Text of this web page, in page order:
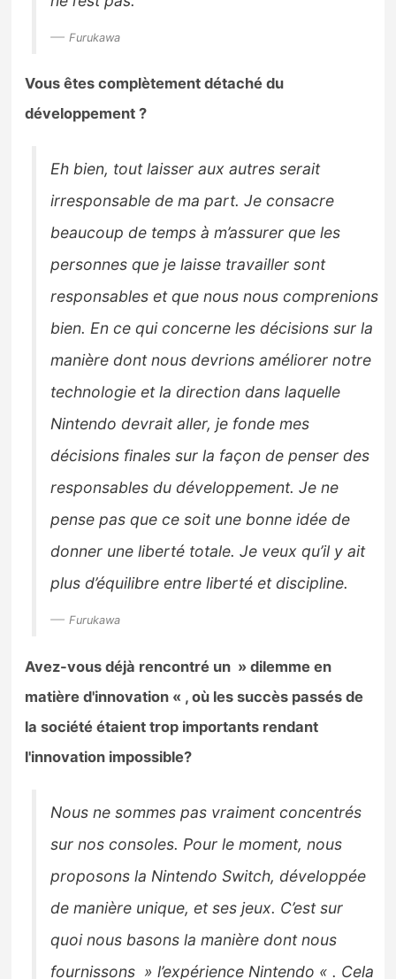
Furukawa
Vous êtes complètement détaché du
développement ?
Eh bien, tout laisser aux autres serait
irresponsable de ma part. Je consacre
beaucoup de temps à m’assurer que les
personnes que je laisse travailler sont
responsables et que nous nous comprenions
bien. En ce qui concerne les décisions sur la
manière dont nous devrions améliorer notre
technologie et la direction dans laquelle
Nintendo devrait aller, je fonde mes
décisions finales sur la façon de penser des
responsables du développement. Je ne
pense pas que ce soit une bonne idée de
donner une liberté totale. Je veux qu’il y ait
plus d’équilibre entre liberté et discipline.
Furukawa
Avez-vous déjà rencontré un » dilemme en
matière d'innovation « , où les succès passés de
la société étaient trop importants rendant
l'innovation impossible?
Nous ne sommes pas vraiment concentrés
sur nos consoles. Pour le moment, nous
proposons la Nintendo Switch, développée
de manière unique, et ses jeux. C’est sur
quoi nous basons la manière dont nous
fournissons » l’expérience Nintendo « . Cela